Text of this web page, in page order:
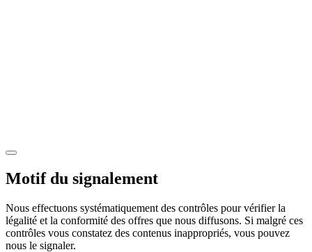
Motif du signalement
Nous effectuons systématiquement des contrôles pour vérifier la
légalité et la conformité des offres que nous diffusons. Si malgré ces
contrôles vous constatez des contenus inappropriés, vous pouvez
nous le signaler.